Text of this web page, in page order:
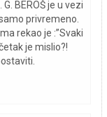
BEROŠ je u vezi
privremeno.
rekao je :”Svaki
je mislio?!